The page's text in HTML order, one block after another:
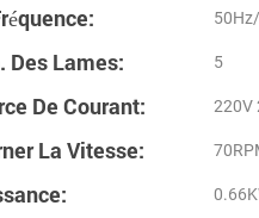
Des Lames: 5
De Courant: 220V
La Vitesse: